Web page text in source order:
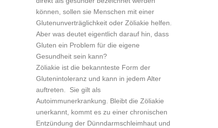
können, sollen sie Menschen mit einer
Glutenunverträglichkeit oder Zöliakie helfen.
Aber was deutet eigentlich darauf hin, dass
Gluten ein Problem für die eigene
Gesundheit sein kann?
Zöliakie ist die bekannteste Form der
Glutenintoleranz und kann in jedem Alter
auftreten. Sie gilt als
Autoimmunerkrankung. Bleibt die Zöliakie
unerkannt, kommt es zu einer chronischen
Entzündung der Dünndarmschleimhaut und